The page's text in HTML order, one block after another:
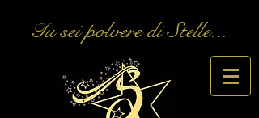
Tu sei polvere di Stelle...